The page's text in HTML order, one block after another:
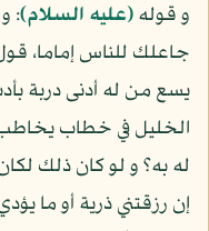
و قوله(عليه السلام):
جاعلك للناس إماما،
يسع من له أدنى دربة
الخليل في خطاب يخاطب
له به؟ و لو كان ذلك
إن رزقتني ذرية أو ما